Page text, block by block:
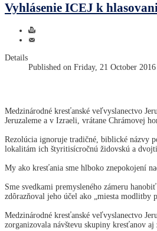
Vyhlásenie ICEJ k
Details
Published on Friday, 21 October 2016
Medzinárodné kresťanské veľvyslanectvo
Jeruzaleme a v Izraeli, vrátane Chrámovej
Rezolúcia ignoruje tradičné, biblické názvy
lokalitám ich štyritisícročnú židovskú a
My ako kresťania sme hlboko znepokojení
Sme svedkami premysleného zámeru
zdôrazňoval jeho účel ako „miesta modlitby
Medzinárodné kresťanské veľvyslanectvo
zorganizovala návštevu skupiny kresťanov